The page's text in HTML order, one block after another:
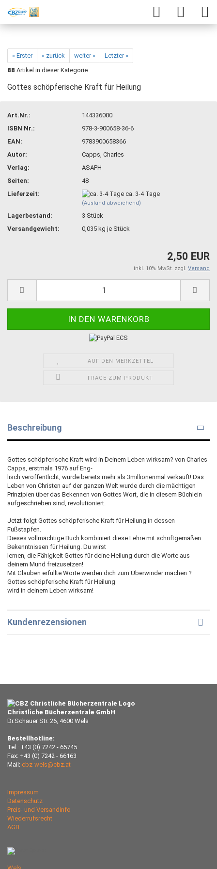
« Erster « zurück weiter »
Letzter »
88 Artikel in dieser Kategorie
Gottes schöpferische Kraft für Heilung
Art.Nr.:
144336000
ISBN Nr.:
978-3-900658-36-6
EAN:
9783900658366
Autor:
Capps, Charles
Verlag:
ASAPH
Seiten:
48
Lieferzeit:
ca. 3-4 Tage
(Ausland abweichend)
Lagerbestand: 3 Stück
Versandgewicht:
0,035 kg je Stück
2,50 EUR
inkl. 10% MwSt. zzgl. Versand
AUF DEN MERKZETTEL
FRAGE ZUM PRODUKT
Beschreibung
Gottes schöpferische Kraft wird in Deinem Leben wirksam? von Charles
Capps, erstmals 1976 auf Eng-
lisch veröffentlicht, wurde bereits mehr als 3millionenmal verkauft! Das
Leben von Christen auf der ganzen Welt wurde durch die mächtigen
Prinzipien über das Bekennen von Gottes Wort, die in diesem Büchlein
aufgeschrieben sind, revolutioniert.
Jetzt folgt Gottes schöpferische Kraft für Heilung in dessen
Fußstapfen.
Dieses vollmächtige Buch kombiniert diese Lehre mit schriftgemäßen
Bekenntnissen für Heilung. Du wirst
lernen, die Fähigkeit Gottes für deine Heilung durch die Worte aus
deinem Mund freizusetzen!
Mit Glauben erfüllte Worte werden dich zum Überwinder machen ?
Gottes schöpferische Kraft für Heilung
wird in deinem Leben wirksam!
Kundenrezensionen
Christliche Bücherzentrale GmbH
Dr.Schauer Str. 26, 4600 Wels
Bestellhotline:
Tel.: +43 (0) 7242 - 65745
Fax: +43 (0) 7242 - 66163
Mail: cbz-wels@cbz.at
Impressum
Datenschutz
Preis- und Versandinfo
Wiederrufsrecht
AGB